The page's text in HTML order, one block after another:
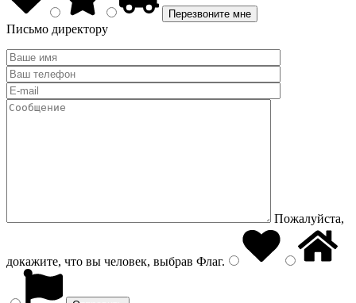
Письмо директору
Пожалуйста,
докажите, что вы человек, выбрав Флаг.